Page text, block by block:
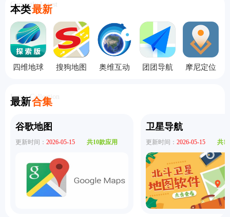
本类最新
Currently Latest
四维地球
搜狗地图
奥维互动
团团导航
摩尼定位
最新合集
Latest Collection
谷歌地图
更新时间： 2026-05-15 共10款应用
卫星导航
更新时间： 2026-05-15 共